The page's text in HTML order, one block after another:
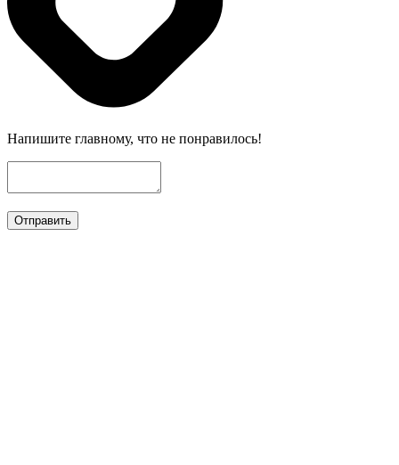
Напишите главному, что не понравилось!